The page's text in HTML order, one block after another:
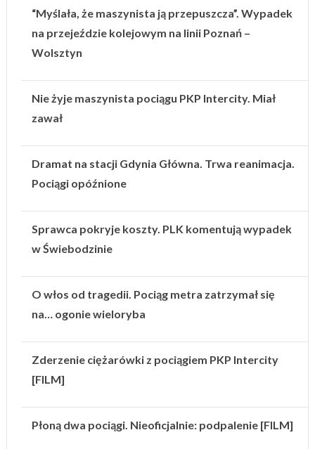
“Myślała, że maszynista ją przepuszcza”. Wypadek
na przejeździe kolejowym na linii Poznań –
Wolsztyn
Nie żyje maszynista pociągu PKP Intercity. Miał
zawał
Dramat na stacji Gdynia Główna. Trwa reanimacja.
Pociągi opóźnione
Sprawca pokryje koszty. PLK komentują wypadek
w Świebodzinie
O włos od tragedii. Pociąg metra zatrzymał się
na… ogonie wieloryba
Zderzenie ciężarówki z pociągiem PKP Intercity
[FILM]
Płoną dwa pociągi. Nieoficjalnie: podpalenie [FILM]